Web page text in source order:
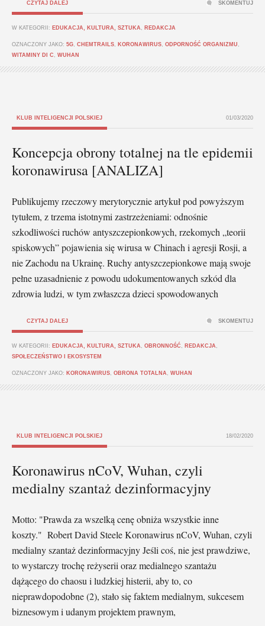
CZYTAJ DALEJ
W KATEGORII: EDUKACJA, KULTURA, SZTUKA REDAKCJA
OZNACZONY JAKO: 5G CHEMTRAILS KORONAWIRUS ODPORNOŚĆ ORGANIZMU
WITAMINY DI C
WUHAN
SKOMENTUJ
KLUB INTELIGENCJI POLSKIEJ 01/03/2020
Koncepcja obrony totalnej na tle epidemii
koronawirusa [ANALIZA]
Publikujemy rzeczowy merytorycznie artykuł pod powyższym
tytułem, z trzema istotnymi zastrzeżeniami: odnośnie
szkodliwości ruchów antyszczepionkowych, rzekomych „teorii
spiskowych” pojawienia się wirusa w Chinach i agresji Rosji, a
nie Zachodu na Ukrainę. Ruchy antyszczepionkowe mają swoje
pełne uzasadnienie z powodu udokumentowanych szkód dla
zdrowia ludzi, w tym zwłaszcza dzieci spowodowanych
CZYTAJ DALEJ
W KATEGORII: EDUKACJA, KULTURA, SZTUKA OBRONNOŚĆ REDAKCJA
SPOŁECZEŃSTWO I EKOSYSTEM
OZNACZONY JAKO: KORONAWIRUS OBRONA TOTALNA WUHAN
SKOMENTUJ
KLUB INTELIGENCJI POLSKIEJ 18/02/2020
Koronawirus nCoV, Wuhan, czyli
medialny szantaż dezinformacyjny
Motto: "Prawda za wszelką cenę obniża wszystkie inne
koszty." Robert David Steele Koronawirus nCoV, Wuhan, czyli
medialny szantaż dezinformacyjny Jeśli coś, nie jest prawdziwe,
to wystarczy trochę reżyserii oraz medialnego szantażu
dążącego do chaosu i ludzkiej histerii, aby to, co
nieprawdopodobne (2), stało się faktem medialnym, sukcesem
biznesowym i udanym projektem prawnym,